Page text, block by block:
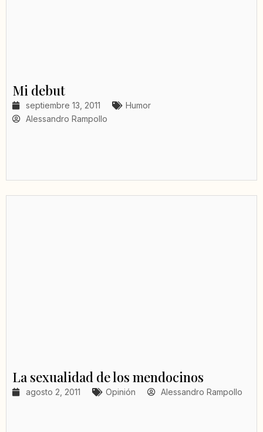
Mi debut
septiembre 13, 2011
Humor
Alessandro Rampollo
La sexualidad de los mendocinos
agosto 2, 2011 Opinión Alessandro Rampollo